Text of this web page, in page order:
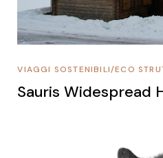
ECO
/
VIAGGI SOSTENIBILI
Sauris Widespread